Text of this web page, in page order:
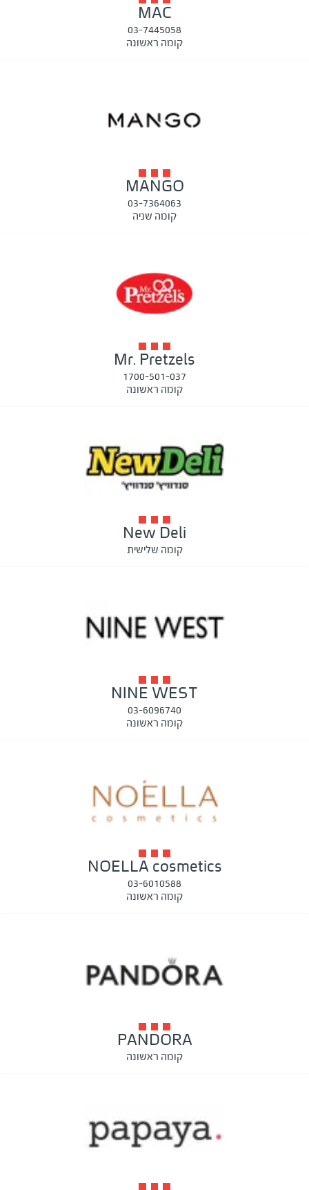
MAC
03-7445058
קומה ראשונה
MANGO
03-7364063
קומה שניה
Mr. Pretzels
1700-501-037
קומה ראשונה
New Deli
קומה שלישית
NINE WEST
03-6096740
קומה ראשונה
NOELLA cosmetics
03-6010588
קומה ראשונה
PANDORA
קומה ראשונה